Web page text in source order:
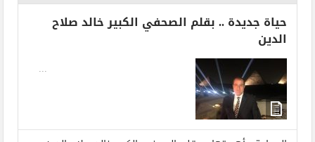
حياة جديدة .. بقلم الصحفي الكبير خالد صلاح
الدين